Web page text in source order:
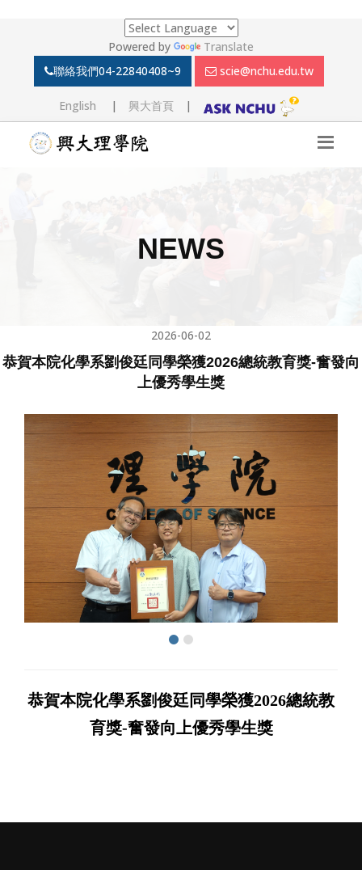
Powered by
Translate
聯絡我們04-22840408~9 scie@nchu.edu.tw
English | 興大首頁|
NEWS
2026-06-02
恭賀本院化學系劉俊廷同學榮獲2026總統教育獎-奮發向
上優秀學生獎
恭賀本院化學系劉俊廷同學榮獲2026總統教
育獎-奮發向上優秀學生獎